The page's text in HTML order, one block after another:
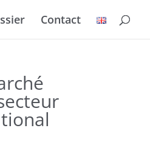
Contact